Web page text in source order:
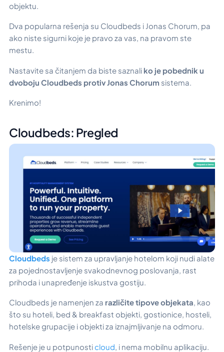
objektu.
Dva popularna rešenja su Cloudbeds i Jonas Chorum, pa
ako niste sigurni koje je pravo za vas, na pravom ste
mestu.
Nastavite sa čitanjem da biste saznali ko je pobednik u
dvoboju Cloudbeds protiv Jonas Chorum sistema.
Krenimo!
Cloudbeds: Pregled
Cloudbeds je sistem za upravljanje hotelom koji nudi alate
za pojednostavljenje svakodnevnog poslovanja, rast
prihoda i unapređenje iskustva gostiju.
Cloudbeds je namenjen za različite tipove objekata, kao
što su hoteli, bed & breakfast objekti, gostionice, hosteli,
hotelske grupacije i objekti za iznajmljivanje na odmoru.
Rešenje je u potpunosticloud, i nema mobilnu aplikaciju.